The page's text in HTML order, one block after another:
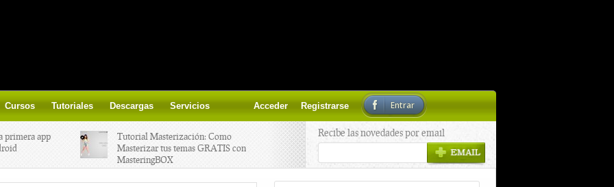
Cursos Tutoriales Descargas Servicios Acceder Registrarse Entrar
primera app
Tutorial Masterización: Como
Masterizar tus temas GRATIS con
MasteringBOX
Recibe las novedades por email